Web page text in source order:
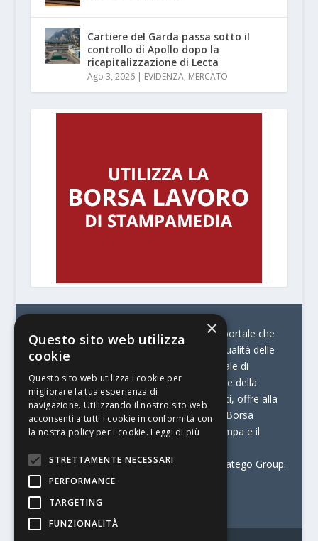
Cartiere del Garda passa sotto il
controllo di Apollo dopo la
ricapitalizzazione di Lecta
Ago 3, 2026| EVIDENZA, MERCATO
© Stratego Group –
stampamedia.net è il portale che
racconta le innovazioni tecnologiche e l’attualità delle
aziende di stampa e di converting. È il portale di
riferimento per chi opera in Italia nel settore della
comunicazione stampata. Oltre ai contenuti, offre alla
propria community diversi servizi come:
la Borsa
Lavoro, la Print Connection, i Big della Stampa e il
Stampamedia.net è una delle testate di Stratego Group.
Partita IVA07921450156
×
Questo sito web utilizza
cookie
Questo sito web utilizza i cookie per
migliorare la tua esperienza di
navigazione. Utilizzando il nostro sito web
acconsenti a tutti i cookie in conformità con
la nostra policy per i cookie. Leggi di più
STRETTAMENTE NECESSARI
PERFORMANCE
TARGETING
FUNZIONALITÀ